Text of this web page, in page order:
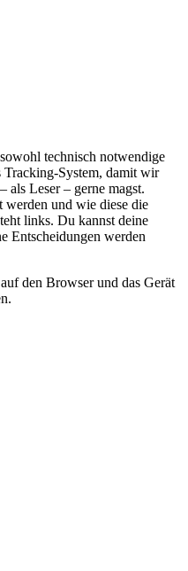
technisch notwendige
Tracking-System, damit wir
als Leser – gerne magst.
werden und wie diese die
links. Du kannst deine
Entscheidungen werden
den Browser und das Gerät